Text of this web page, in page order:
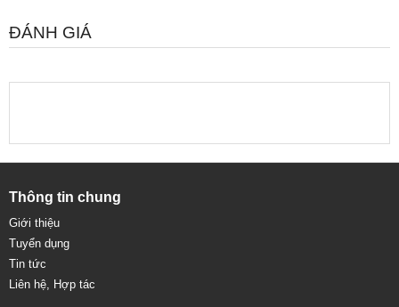
ĐÁNH GIÁ
Thông tin chung
Giới thiệu
Tuyển dụng
Tin tức
Liên hệ, Hợp tác